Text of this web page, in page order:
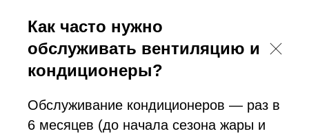
Как часто нужно
обслуживать вентиляцию и
кондиционеры?
Обслуживание кондиционеров — раз в
6 месяцев (до начала сезона жары и